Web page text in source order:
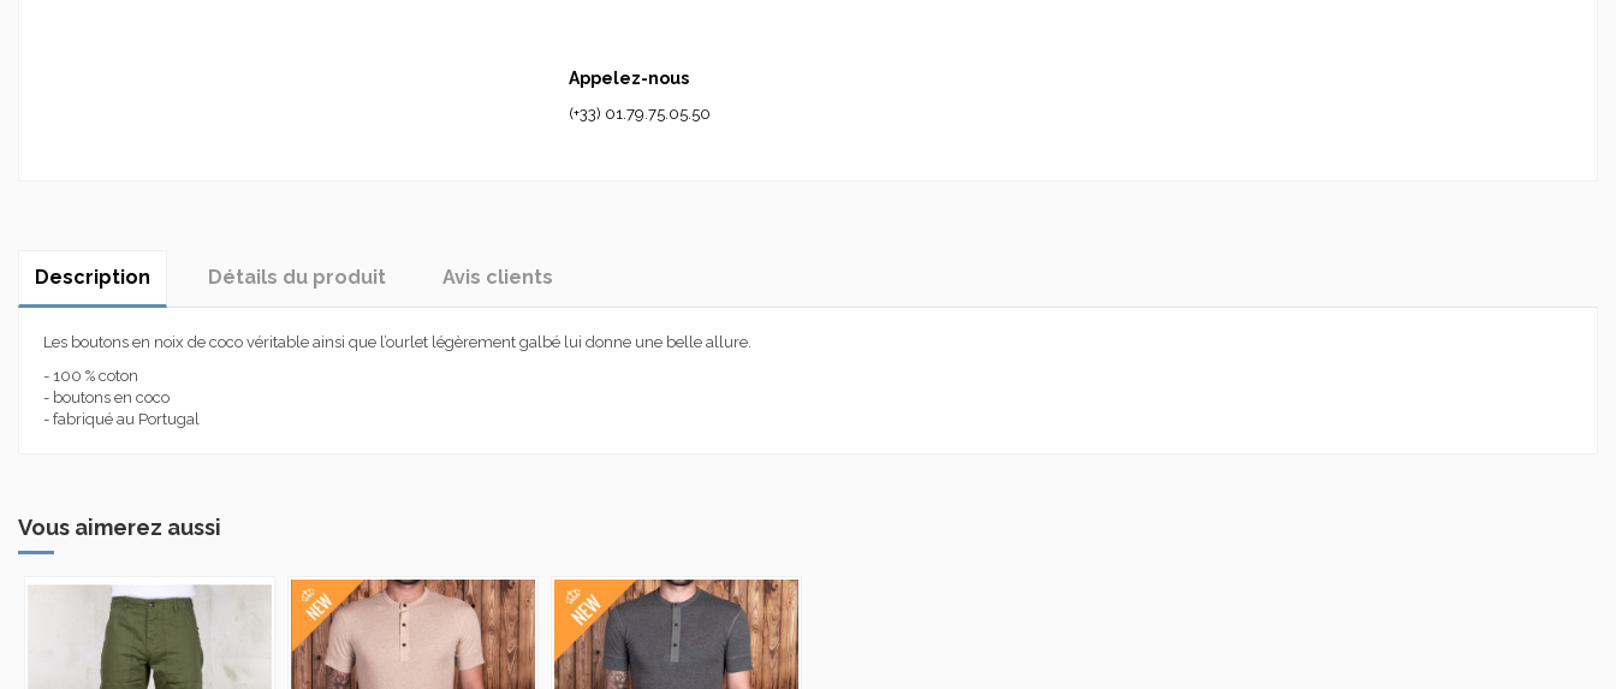
Appelez-nous
(+33) 01.79.75.05.50
Description Détails du produit Avis clients
Les boutons en noix de coco véritable ainsi que l’ourlet légèrement galbé lui donne une belle allure.
- 100 % coton
- boutons en coco
- fabriqué au Portugal
Vous aimerez aussi